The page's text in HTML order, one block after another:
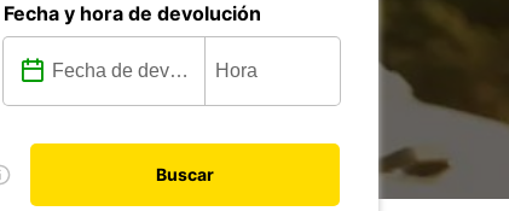
Fecha y hora de devolución
Buscar